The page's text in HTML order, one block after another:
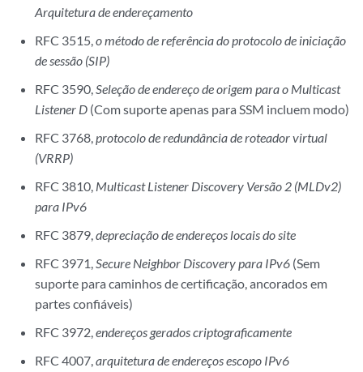
Arquitetura de endereçamento
RFC 3515,o método de referência do protocolo de iniciação
de sessão (SIP)
RFC 3590,Seleção de endereço de origem para o Multicast
Listener D (Com suporte apenas para SSM incluem modo)
RFC 3768,protocolo de redundância de roteador virtual
(VRRP)
RFC 3810, Multicast Listener Discovery Versão 2 (MLDv2)
para IPv6
RFC 3879,depreciação de endereços locais do site
RFC 3971,Secure Neighbor Discovery para IPv6 (Sem
suporte para caminhos de certificação, ancorados em
partes confiáveis)
RFC 3972,endereços gerados criptograficamente
RFC 4007,arquitetura de endereços escopo IPv6